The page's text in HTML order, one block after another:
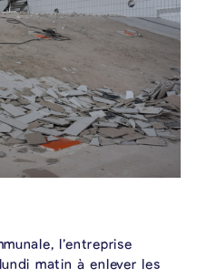
l’entreprise
matin à enlever les